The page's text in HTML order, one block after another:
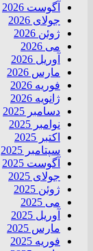
آگوست 2026
جولای 2026
ژوئن 2026
می 2026
آوریل 2026
مارس 2026
فوریه 2026
ژانویه 2026
دسامبر 2025
نوامبر 2025
اکتبر 2025
سپتامبر 2025
آگوست 2025
جولای 2025
ژوئن 2025
می 2025
آوریل 2025
مارس 2025
فوریه 2025